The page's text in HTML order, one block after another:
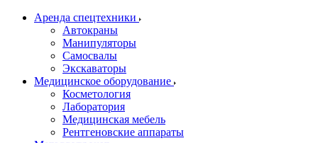
Аренда спецтехники
Автокраны
Манипуляторы
Самосвалы
Экскаваторы
Медицинское оборудование
Косметология
Лаборатория
Медицинская мебель
Рентгеновские аппараты